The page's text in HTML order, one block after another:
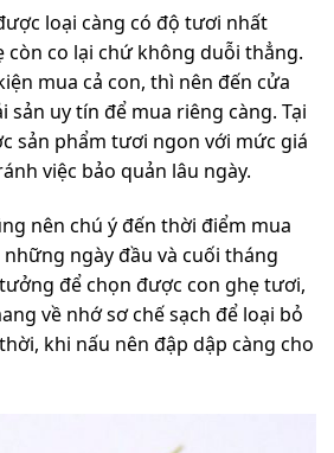
loại càng có độ tươi nhất
còn co lại chứ không duỗi thẳng.
mua cả con, thì nên đến cửa
sản uy tín để mua riêng càng. Tại
sản phẩm tươi ngon với mức giá
việc bảo quản lâu ngày.
nên chú ý đến thời điểm mua
ngày đầu và cuối tháng
để chọn được con ghẹ tươi,
về nhớ sơ chế sạch để loại bỏ
khi nấu nên đập dập càng cho